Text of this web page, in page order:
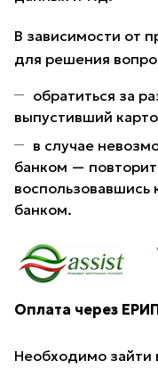
В зависимости от
для решения
обратиться за
выпустивший
в случае
банком —
банком.
Оплата через
Необходимо зайти